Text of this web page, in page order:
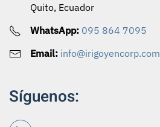
Quito, Ecuador
WhatsApp: 095 864 7095
Email: info@irigoyencorp.com
Síguenos: